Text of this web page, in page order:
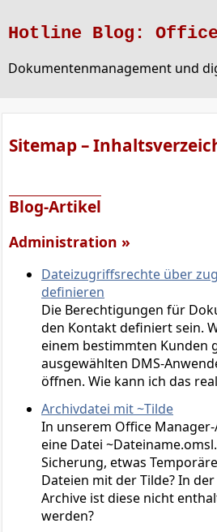
Hotline Blog: Office
Dokumentenmanagement und
Sitemap –
Blog-Artikel
Administration »
Dateizugriffsrechte über
definieren
Die Berechtigungen für
den Kontakt definiert sein.
einem bestimmten Kunden
ausgewählten DMS-
öffnen. Wie kann ich das
Archivdatei mit ~Tilde
In unserem Office
eine Datei
Sicherung, etwas
Dateien mit der Tilde? In
Archive ist diese nicht
werden?